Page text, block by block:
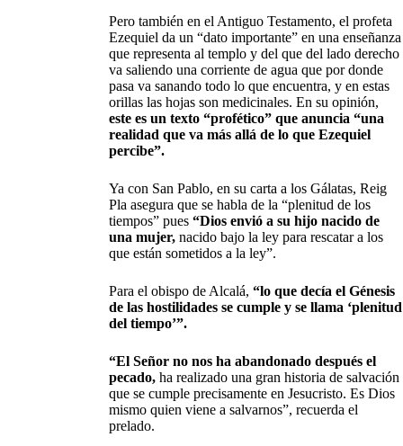
Pero también en el Antiguo Testamento, el profeta
Ezequiel da un “dato importante” en una enseñanza
que representa al templo y del que del lado derecho
va saliendo una corriente de agua que por donde
pasa va sanando todo lo que encuentra, y en estas
orillas las hojas son medicinales. En su opinión,
este es un texto “profético” que anuncia “una
realidad que va más allá de lo que Ezequiel
percibe”.
Ya con San Pablo, en su carta a los Gálatas, Reig
Pla asegura que se habla de la “plenitud de los
tiempos” pues “Dios envió a su hijo nacido de
una mujer,nacido bajo la ley para rescatar a los
que están sometidos a la ley”.
Para el obispo de Alcalá, “lo que decía el Génesis
de las hostilidades se cumple y se llama ‘plenitud
del tiempo’”.
“El Señor no nos ha abandonado después el
pecado,ha realizado una gran historia de salvación
que se cumple precisamente en Jesucristo. Es Dios
mismo quien viene a salvarnos”, recuerda el
prelado.